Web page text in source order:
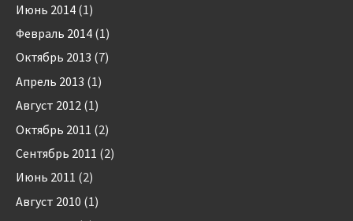
Июнь 2014 (1)
Февраль 2014 (1)
Октябрь 2013 (7)
Апрель 2013 (1)
Август 2012 (1)
Октябрь 2011 (2)
Сентябрь 2011 (2)
Июнь 2011 (2)
Август 2010 (1)